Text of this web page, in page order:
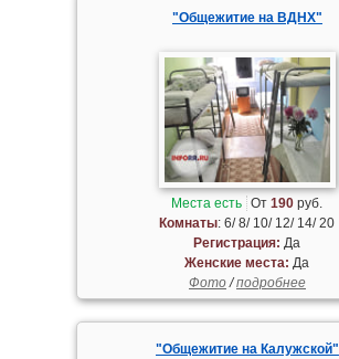
"Общежитие на ВДНХ"
Места есть От190 руб.
Комнаты: 6/ 8/ 10/ 12/ 14/ 20
Регистрация: Да
Женские места: Да
Фото/подробнее
"Общежитие на Калужской"